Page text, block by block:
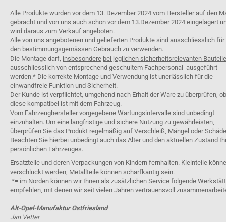
Alle Produkte wurden vor dem 13. Dezember 2024 vom Hersteller auf den
gebracht und von uns auch schon vor dem 13.Dezember 2024 eingelagert
wird daraus zum Verkauf angeboten.
Alle von uns angebotenen und gelieferten Produkte sind ausschliesslich für
den bestimmungsgemässen Gebrauch zu verwenden.
Die Montage darf, insbesondere bei jeglichen sicherheitsrelevanten
ausschliesslich von entsprechend geschultem Fachpersonal ausgeführt
werden.* Die korrekte Montage und Verwendung ist unerlässlich für die
einwandfreie Funktion und Sicherheit.
Der Kunde ist verpflichtet, umgehend nach Erhalt der Ware zu überprüfen, ob
diese kompatibel ist mit dem Fahrzeug.
Vom Fahrzeughersteller vorgegebene Wartungsintervalle sind unbedingt
einzuhalten. Um eine langfristige und sichere Nutzung zu gewährleisten,
überprüfen Sie das Produkt regelmäßig auf Verschleiß, Mängel oder
Beachten Sie hierbei unbedingt auch das Alter und den aktuellen Zustand
persönlichen Fahrzeuges.
Ersatzteile und deren Verpackungen von Kindern fernhalten. Kleinteile
verschluckt werden, Metallteile können scharfkantig sein.
*= im Norden können wir Ihnen als zusätzlichen Service folgende
empfehlen, mit denen wir seit vielen Jahren vertrauensvoll
Alt-Opel-Manufaktur Ostfriesland
Jan Vetter